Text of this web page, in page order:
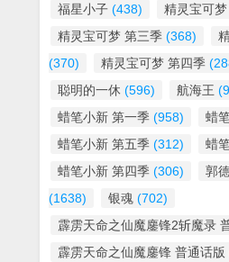
福星小子 (438) 精灵宝可
精灵宝可梦 第三季 (368)
(370)
精灵宝可梦 第四季
聪明的一休 (596) 航海王
蜡笔小新 第一季 (958) 蜡
蜡笔小新 第五季 (312) 蜡
蜡笔小新 第四季 (306)
郭
(1638)
银魂 (702)
霹雳天命之仙魔鏖锋2斩魔录
霹雳天命之仙魔鏖锋 普通话版